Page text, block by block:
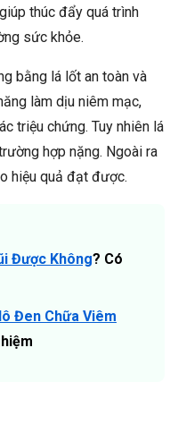
thúc đẩy quá trình
sức khỏe.
bằng lá lốt an toàn và
làm dịu niêm mạc,
triệu chứng. Tuy nhiên lá
hợp nặng. Ngoài ra
hiệu quả đạt được.
Được Không? Có
Đen Chữa Viêm